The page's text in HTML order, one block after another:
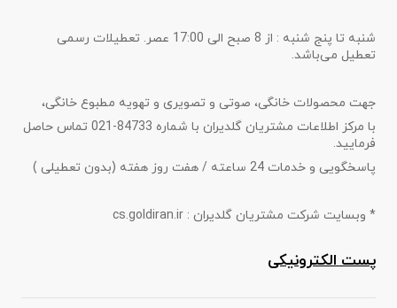
شنبه تا پنج شنبه : از 8 صبح الی 17:00 عصر. تعطیلات رسمی
تعطیل می‌باشد.
جهت محصولات خانگی، صوتی و تصویری و تهویه مطبوع خانگی،
با مرکز اطلاعات مشتریان گلدیران با شماره 84733-021 تماس حاصل
فرمایید.
پاسخگویی و خدمات 24 ساعته / هفت روز هفته (بدون تعطیلی )
* وبسایت شرکت مشتریان گلدیران : cs.goldiran.ir
پست الکترونیکی